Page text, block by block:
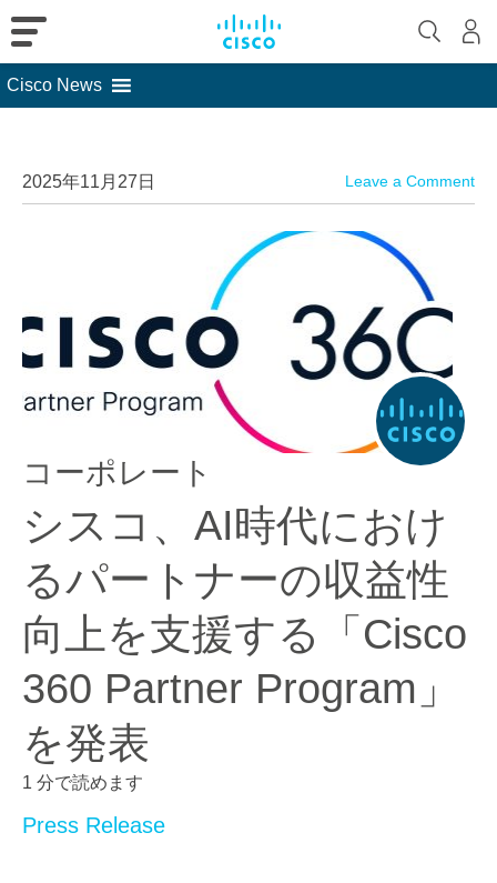
Cisco News
2025年11月27日 Leave a Comment
コーポレート
シスコ、AI時代におけ
るパートナーの収益性
向上を支援する「Cisco
360 Partner Program」
を発表
1 分で読めます
Press Release